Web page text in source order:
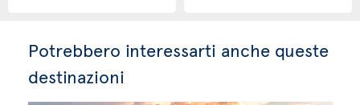
Potrebbero interessarti anche queste
destinazioni